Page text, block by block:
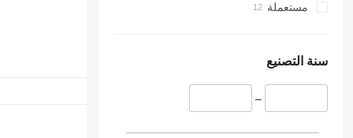
مستعملة
سنة التصنيع
–